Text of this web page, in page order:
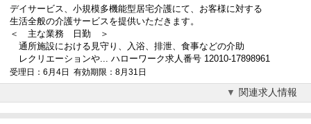
デイサービス、小規模多機能型居宅介護にて、お客様に対する
生活全般の介護サービスを提供いただきます。
＜ 主な業務 日勤 ＞
通所施設における見守り、入浴、排泄、食事などの介助
レクリエーションや... ハローワーク求人番号 12010-17898961
受理日：6月4日 有効期限：8月31日
関連求人情報